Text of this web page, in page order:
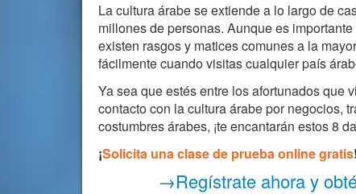
La cultura árabe se extiende a lo largo de
millones de personas. Aunque es
existen rasgos y matices comunes a la
fácilmente cuando visitas cualquier país
Ya sea que estés entre los afortunados que
contacto con la cultura árabe por negocios,
costumbres árabes, ¡te encantarán estos 8
¡Solicita una clase de prueba online gratis!
→Regístrate ahora y